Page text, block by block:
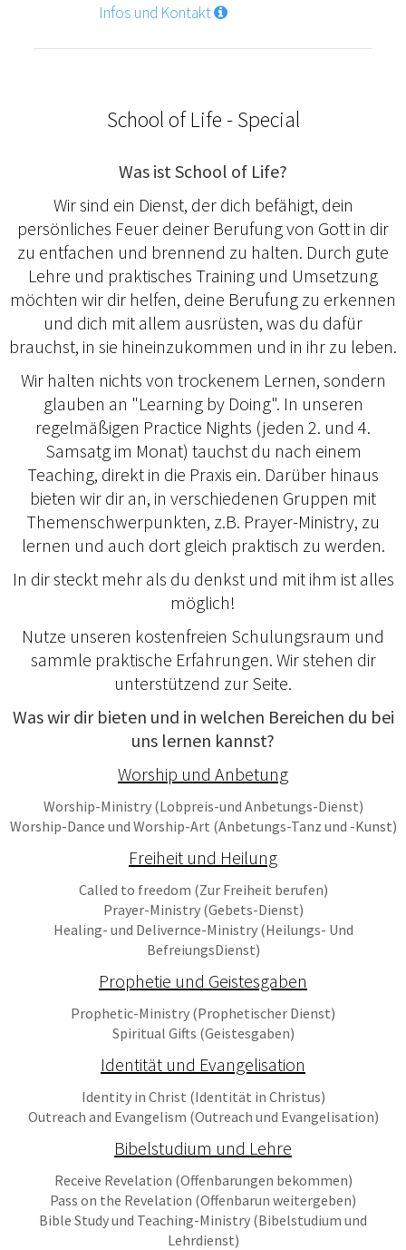
Infos und Kontakt
School of Life - Special
Was ist School of Life?
Wir sind ein Dienst, der dich befähigt, dein
persönliches Feuer deiner Berufung von Gott in dir
zu entfachen und brennend zu halten. Durch gute
Lehre und praktisches Training und Umsetzung
möchten wir dir helfen, deine Berufung zu erkennen
und dich mit allem ausrüsten, was du dafür
brauchst, in sie hineinzukommen und in ihr zu leben.
Wir halten nichts von trockenem Lernen, sondern
glauben an "Learning by Doing". In unseren
regelmäßigen Practice Nights (jeden 2. und 4.
Samsatg im Monat) tauchst du nach einem
Teaching, direkt in die Praxis ein. Darüber hinaus
bieten wir dir an, in verschiedenen Gruppen mit
Themenschwerpunkten, z.B. Prayer-Ministry, zu
lernen und auch dort gleich praktisch zu werden.
In dir steckt mehr als du denkst und mit ihm ist alles
möglich!
Nutze unseren kostenfreien Schulungsraum und
sammle praktische Erfahrungen. Wir stehen dir
unterstützend zur Seite.
Was wir dir bieten und in welchen Bereichen du bei
uns lernen kannst?
Worship und Anbetung
Worship-Ministry (Lobpreis-und Anbetungs-Dienst)
Worship-Dance und Worship-Art (Anbetungs-Tanz und -Kunst)
Freiheit und Heilung
Called to freedom (Zur Freiheit berufen)
Prayer-Ministry (Gebets-Dienst)
Healing- und Delivernce-Ministry (Heilungs- Und
BefreiungsDienst)
Prophetie und Geistesgaben
Prophetic-Ministry (Prophetischer Dienst)
Spiritual Gifts (Geistesgaben)
Identität und Evangelisation
Identity in Christ (Identität in Christus)
Outreach and Evangelism (Outreach und Evangelisation)
Bibelstudium und Lehre
Receive Revelation (Offenbarungen bekommen)
Pass on the Revelation (Offenbarun weitergeben)
Bible Study und Teaching-Ministry (Bibelstudium und
Lehrdienst)